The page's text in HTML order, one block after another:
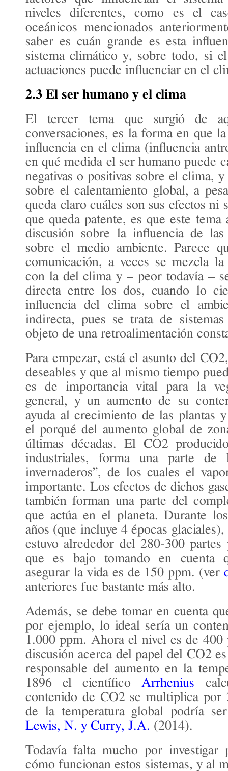
niveles diferentes, como es el
oceánicos mencionados
saber es cuán grande es esta
sistema climático y, sobre todo, si
actuaciones puede influenciar en el
2.3 El ser humano y el clima
El tercer tema que surgió de
conversaciones, es la forma en que
influencia en el clima (influencia
en qué medida el ser humano puede
negativas o positivas sobre el clima,
sobre el calentamiento global, a
queda claro cuáles son sus efectos ni
que queda patente, es que este
discusión sobre la influencia de las
sobre el medio ambiente. Parece
comunicación, a veces se mezcla
con la del clima y – peor todavía –
directa entre los dos, cuando lo
influencia del clima sobre el
indirecta, pues se trata de
objeto de una retroalimentación
Para empezar, está el asunto del
deseables y que al mismo tiempo
es de importancia vital para la
general, y un aumento de su
ayuda al crecimiento de las plantas
el porqué del aumento global de
últimas décadas. El CO2
industriales, forma una parte de
invernaderos”, de los cuales el
importante. Los efectos de dichos
también forman una parte del
que actúa en el planeta. Durante
años (que incluye 4 épocas
estuvo alrededor del 280-300
que es bajo tomando en cuenta
asegurar la vida es de 150 ppm. (ver
anteriores fue bastante más alto.
Además, se debe tomar en cuenta
por ejemplo, lo ideal sería un
1.000 ppm. Ahora el nivel es de
discusión acerca del papel del CO2
responsable del aumento en la
1896 el científicoArrhenius
contenido de CO2 se multiplica por
de la temperatura global podría
Lewis, N. y Curry, J.A. (2014).
Todavía falta mucho por investigar
cómo funcionan estos sistemas, y al